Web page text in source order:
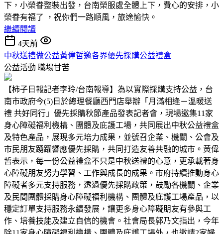
下，小榮眷整裝出發，台南榮服處全體上下，費心的安排，小
榮眷有福了 ，祝你們一路順風，旅途愉快。
繼續閱讀
4天前
中秋送禮做公益黃偉哲邀各界優先採購公益禮盒
公益活動 職場甘苦
【柿子日報記者李玲/台南報導】為以實際採購支持公益，台
南市政府今(5)日於總理餐廳西門店舉辦「月滿相逢－溫暖送
禮 共好同行」優先採購秋節產品發表記者會，現場邀集11家
身心障礙福利機構、團體及庇護工場，共同展出中秋公益禮盒
及特色產品，展現多元培力成果，並號召企業、機關、公會及
市民朋友踴躍響應優先採購，共同打造友善共融的城市。黃偉
哲表示，每一份公益禮盒不只是中秋送禮的心意，更承載著身
心障礙朋友努力學習、工作與成長的成果。市府持續推動身心
障礙者多元支持服務，透過優先採購政策，鼓勵各機關、企業
及民間團體採購身心障礙福利機構、團體及庇護工場產品，以
穩定訂單支持服務永續發展，讓更多身心障礙朋友有參與工
作、培養技能及建立自信的機會。社會局長郭乃文指出，今年